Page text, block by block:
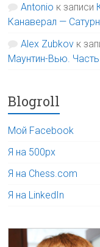
Antonio к записи
Канаверал —
Alex Zubkov к
Маунтин-Вью. Часть
Blogroll
Мой Facebook
Я на 500px
Я на Chess.com
Я на LinkedIn